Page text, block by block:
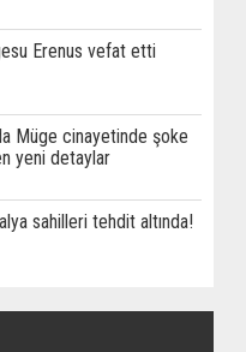
Erenus vefat etti
Müge cinayetinde şoke
yeni detaylar
sahilleri tehdit altında!